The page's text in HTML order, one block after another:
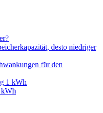
desto niedriger
für den
1 kWh
kWh